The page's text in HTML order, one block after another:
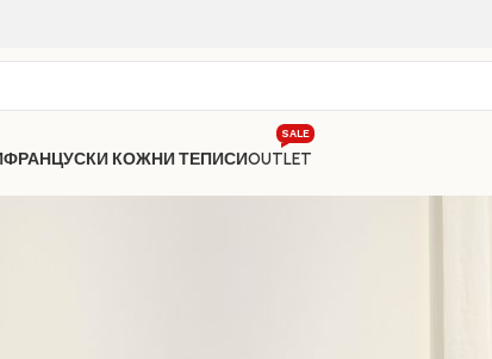
ФРАНЦУСКИ КОЖНИ ТЕПИСИOUTLET
SALE